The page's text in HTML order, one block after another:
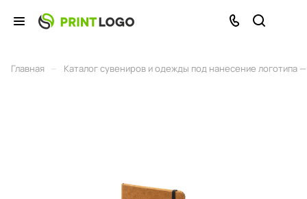
Главная Каталог сувениров и одежды под нанесение логотипа